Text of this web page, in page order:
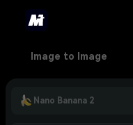
Image to Image
Nano Banana 2